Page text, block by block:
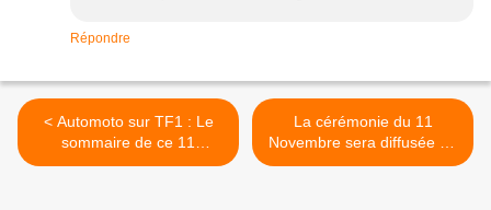
Répondre
< Automoto sur TF1 : Le
sommaire de ce 11
novembre
La cérémonie du 11
Novembre sera diffusée en
direct sur France 3 >